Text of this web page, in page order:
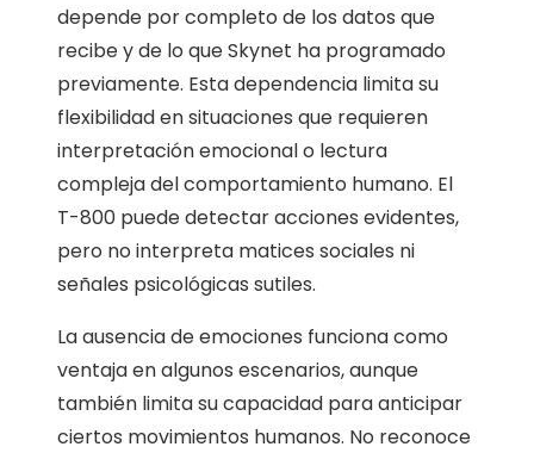
depende por completo de los datos que
recibe y de lo que Skynet ha programado
previamente. Esta dependencia limita su
flexibilidad en situaciones que requieren
interpretación emocional o lectura
compleja del comportamiento humano. El
T-800 puede detectar acciones evidentes,
pero no interpreta matices sociales ni
señales psicológicas sutiles.
La ausencia de emociones funciona como
ventaja en algunos escenarios, aunque
también limita su capacidad para anticipar
ciertos movimientos humanos. No reconoce